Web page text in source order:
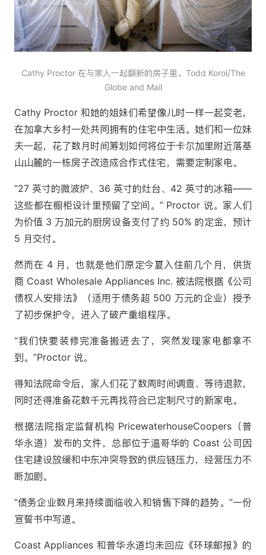
Cathy Proctor 在与家人一起翻新的房子里。Todd Korol/The
Globe and Mail
Cathy Proctor 和她的姐妹们希望像儿时一样一起变老，
在加拿大乡村一处共同拥有的住宅中生活。她们和一位妹
夫一起，花了数月时间筹划如何将位于卡尔加里附近落基
山山麓的一栋房子改造成合作式住宅，需要定制家电。
“27 英寸的微波炉、36 英寸的灶台、42 英寸的冰箱——
这些都在橱柜设计里预留了空间。” Proctor 说。家人们
为价值 3 万加元的厨房设备支付了约 50% 的定金，预计
5 月交付。
然而在 4 月，也就是他们原定今夏入住前几个月，供货
商 Coast Wholesale Appliances Inc. 被法院根据《公司
债权人安排法》（适用于债务超 500 万元的企业）授予
了初步保护令，进入了破产重组程序。
“我们快要装修完准备搬进去了，突然发现家电都拿不
到。”Proctor 说。
得知法院命令后，家人们花了数周时间调查、等待退款，
同时还得准备花数千元再找符合已定制尺寸的新家电。
根据法院指定监督机构 PricewaterhouseCoopers（普
华永道）发布的文件，总部位于温哥华的 Coast 公司因
住宅建设放缓和中东冲突导致的供应链压力，经营压力不
断加剧。
“债务企业数月来持续面临收入和销售下降的趋势。”一份
宣誓书中写道。
Coast Appliances 和普华永道均未回应《环球邮报》的